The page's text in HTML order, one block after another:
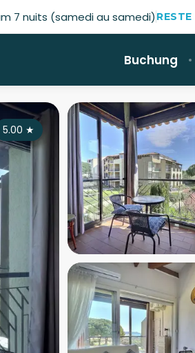
7 nuits (samedi au samedi)
Buchung
5.00 ★